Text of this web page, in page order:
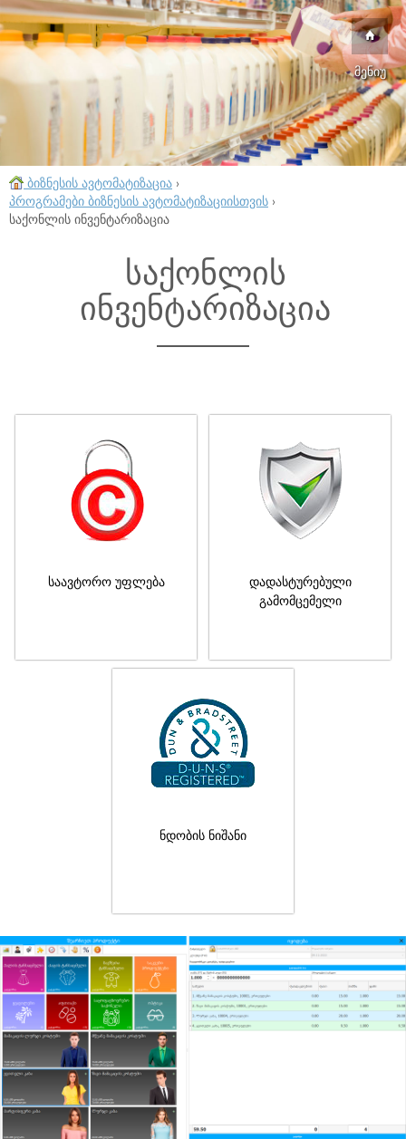
მენიუ
ბიზნესის ავტომატიზაცია ›
პროგრამები ბიზნესის ავტომატიზაციისთვის ›
საქონლის ინვენტარიზაცია
საქონლის
ინვენტარიზაცია
საავტორო უფლება
დადასტურებული
გამომცემელი
ნდობის ნიშანი